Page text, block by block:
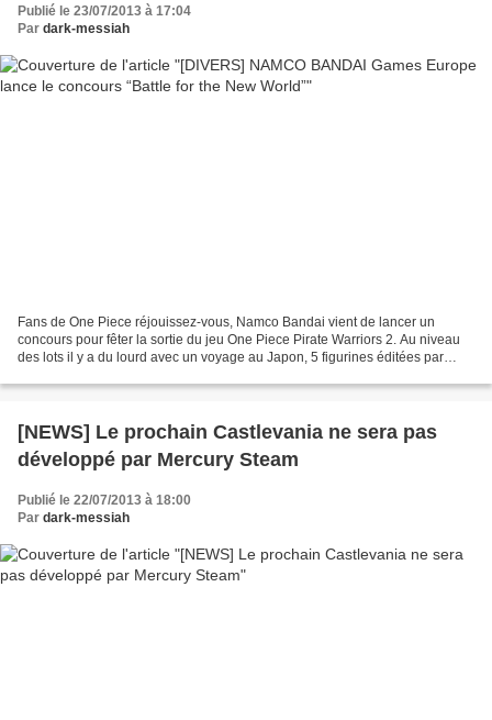
Publié le 23/07/2013 à 17:04
Par dark-messiah
Fans de One Piece réjouissez-vous, Namco Bandai vient de lancer un
concours pour fêter la sortie du jeu One Piece Pirate Warriors 2. Au niveau
des lots il y a du lourd avec un voyage au Japon, 5 figurines éditées par
[NEWS] Le prochain Castlevania ne sera pas
développé par Mercury Steam
Publié le 22/07/2013 à 18:00
Par dark-messiah